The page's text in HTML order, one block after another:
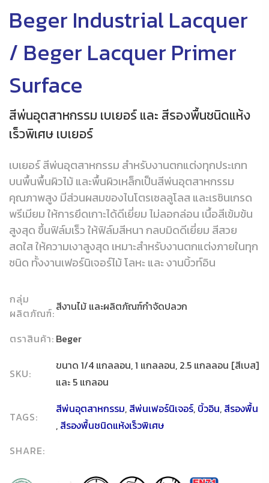
Beger Industrial Lacquer
/ Beger Lacquer Primer
Surface
สีพ่นอุตสาหกรรม เบเยอร์ และ สีรองพื้นชนิดแห้ง
เร็วพิเศษ เบเยอร์
เบเยอร์ สีพ่นอุตสาหกรรม สำหรับงานตกแต่งทุกประเกท
บนพื้นพื้นผิวไม้ และพื้นผิวเหล็กเป็นสีพ่นอุตสาหกรรม
คุณภาพสูง มีส่วนผสมของไนโตรเซลลูโลส และเรซินเกรด
พรีเมียม ให้การยึดเกาะได้ดีเยี่ยม ไม่ลอกล่อน เนื้อสีเข้มข้น
สูงสุด ขึ้นฟิล์มเร็ว ให้ฟิล์มสีหนา กลบมิดดีเยี่ยม สีสวย
สดใส ให้ความเงาสูงสุด เหมาะสำหรับงานตกแต่งภายในทุก
ชนิด ทั้งงานเฟอร์นิเจอร์ไม้ โลหะ และ งานบิ้วท์อิน
กลุ่ม
ผลิตภัณฑ์:สีงานไม้ และผลิตภัณฑ์กำจัดปลวก
ตราสินค้า: Beger
SKU:
ขนาด 1/4 แกลลอน, 1 แกลลอน, 2.5 แกลลอน [สีเบส]
และ 5 แกลอน
TAGS:
สีพ่นอุตสาหกรรม, สีพ่นเฟอร์นิเจอร์, บิ้วอิน, สีรองพื้น
, สีรองพื้นชนิดแห้งเร็วพิเศษ
SHARE: